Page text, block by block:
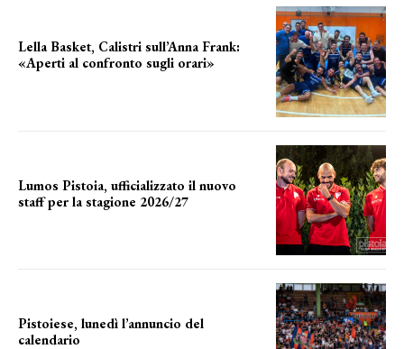
Lella Basket, Calistri sull’Anna Frank:
«Aperti al confronto sugli orari»
Lumos Pistoia, ufficializzato il nuovo
staff per la stagione 2026/27
Pistoiese, lunedì l’annuncio del
calendario